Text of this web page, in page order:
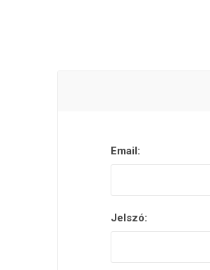
Email:
Jelszó: